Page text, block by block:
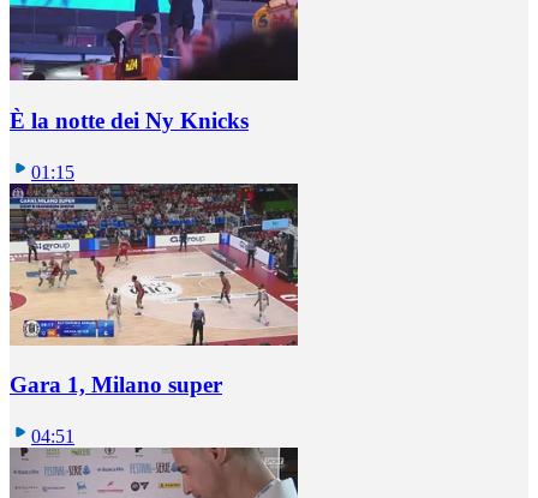
È la notte dei Ny Knicks
01:15
Gara 1, Milano super
04:51